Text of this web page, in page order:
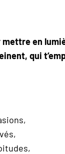
mettre en
qui